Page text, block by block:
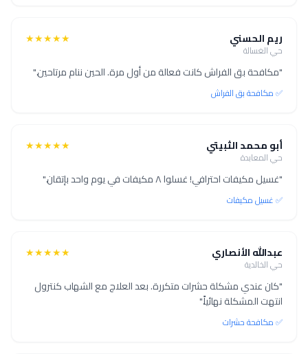
ريم الحسني
حي الغسالة
★★★★★
"مكافحة بق الفراش كانت فعالة من أول مرة. الحين ننام مرتاحين."
✅ مكافحة بق الفراش
أبو محمد الثبيتي
حي المعابدة
★★★★★
"غسيل مكيفات احترافي! غسلوا ٨ مكيفات في يوم واحد بإتقان."
✅ غسيل مكيفات
عبدالله الأنصاري
حي الخالدية
★★★★★
"كان عندي مشكلة حشرات متكررة. بعد العلاج مع الشهاب كنترول
انتهت المشكلة نهائياً."
✅ مكافحة حشرات